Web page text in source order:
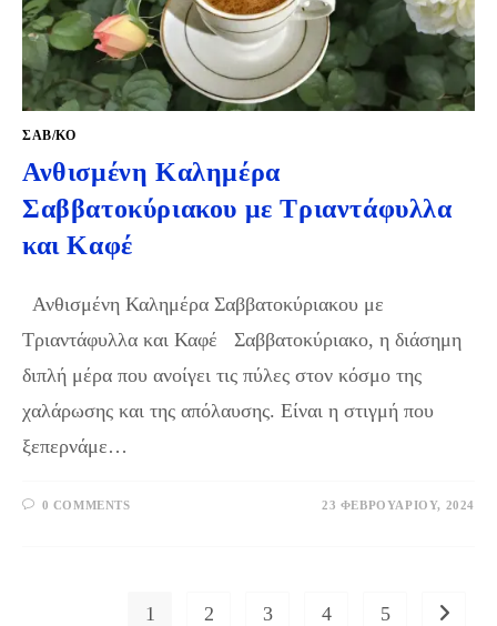
ΣΑΒ/ΚΟ
Ανθισμένη Καλημέρα
Σαββατοκύριακου με Τριαντάφυλλα
και Καφέ
Ανθισμένη Καλημέρα Σαββατοκύριακου με
Τριαντάφυλλα και Καφέ Σαββατοκύριακο, η διάσημη
διπλή μέρα που ανοίγει τις πύλες στον κόσμο της
χαλάρωσης και της απόλαυσης. Είναι η στιγμή που
ξεπερνάμε…
0 COMMENTS 23 ΦΕΒΡΟΥΑΡΊΟΥ, 2024
1 2 3 4 5 Go to